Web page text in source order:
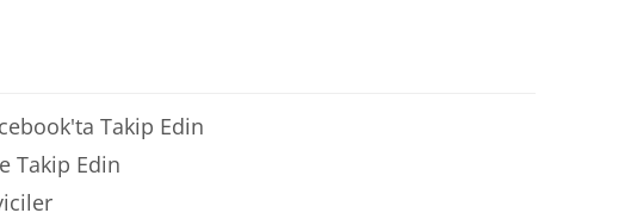
Takip Edin
Takip Edin